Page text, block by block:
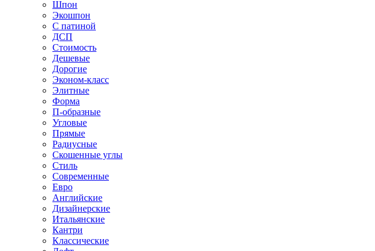
Шпон
Экошпон
С патиной
ДСП
Стоимость
Дешевые
Дорогие
Эконом-класс
Элитные
Форма
П-образные
Угловые
Прямые
Радиусные
Скошенные углы
Стиль
Современные
Евро
Английские
Дизайнерские
Итальянские
Кантри
Классические